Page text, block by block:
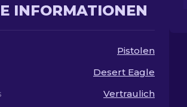
INFORMATIONEN
Pistolen
Desert Eagle
Vertraulich